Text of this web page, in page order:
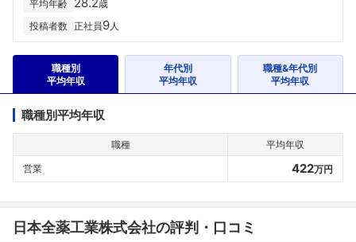
平均年齢
歳
投稿者数 正社員9人
職種別
平均年収
年代別
平均年収
職種&年代別
平均年収
職種別平均年収
職種
平均年収
営業
422万円
日本全薬工業株式会社の評判・口コミ